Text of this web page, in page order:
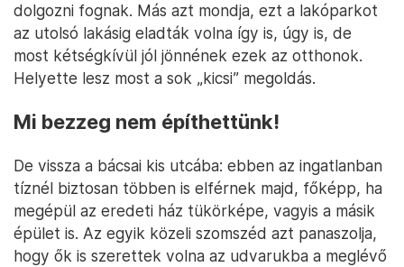
dolgozni fognak. Más azt mondja, ezt a lakóparkot
az utolsó lakásig eladták volna így is, úgy is, de
most kétségkívül jól jönnének ezek az otthonok.
Helyette lesz most a sok „kicsi” megoldás.
Mi bezzeg nem építhettünk!
De vissza a bácsai kis utcába: ebben az ingatlanban
tíznél biztosan többen is elférnek majd, főképp, ha
megépül az eredeti ház tükörképe, vagyis a másik
épület is. Az egyik közeli szomszéd azt panaszolja,
hogy ők is szerettek volna az udvarukba a meglévő